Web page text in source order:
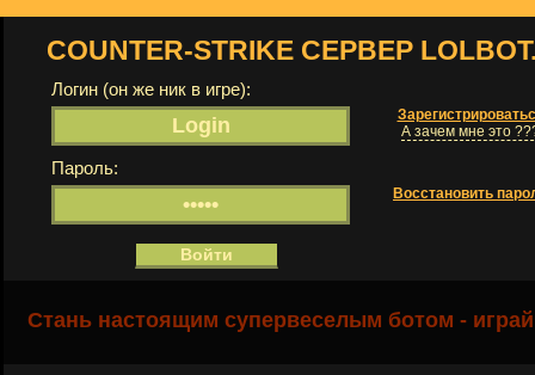
COUNTER-STRIKE СЕРВЕР
Логин (он же ник в игре):
А зачем мне это
Пароль:
Восстановить
Стань настоящим супервеселым ботом -